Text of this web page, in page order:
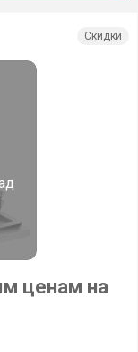
Скидки
ценам на